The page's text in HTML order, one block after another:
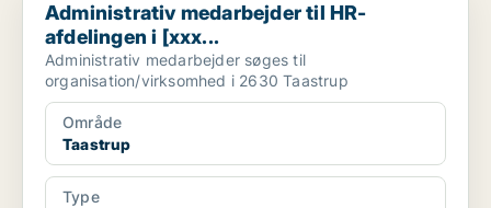
Administrativ medarbejder til HR-
afdelingen i [xxx...
Administrativ medarbejder søges til
organisation/virksomhed i 2630 Taastrup
Område
Taastrup
Type